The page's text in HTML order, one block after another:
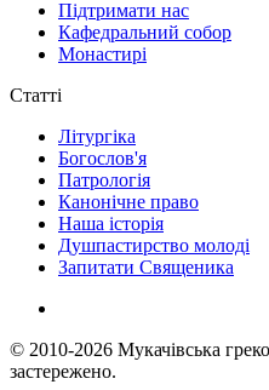
Підтримати нас
Кафедральний собор
Монастирі
Статті
Літургіка
Богослов'я
Патрологія
Канонічне право
Наша історія
Душпастирство молоді
Запитати Священика
© 2010-2026 Мукачівська
застережено.